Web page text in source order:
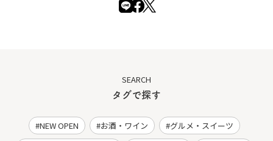
SEARCH
タグで探す
NEW OPEN お酒・ワイン
グルメ・スイーツ